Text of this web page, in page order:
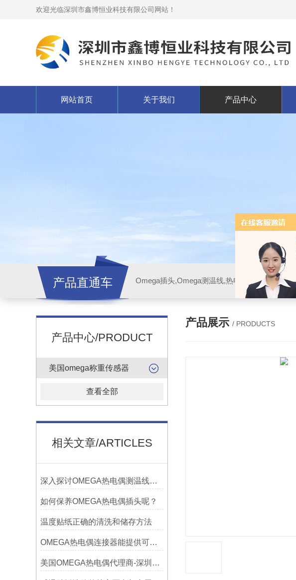
欢迎光临深圳市鑫博恒业科技有限公司网站！
网站首页 关于我们 产品中心
产品直通车
产品中心/PRODUCT
美国omega称重传感器
查看全部
相关文章/ARTICLES
深入探讨OMEGA热电偶测温线的制作工艺
如何保养OMEGA热电偶插头呢？
温度贴纸正确的清洗和储存方法
OMEGA热电偶连接器能提供可靠的信号传输
美国OMEGA热电偶代理商-深圳鑫博恒业-热电偶测温感温线和插头插座连接器
产品展示 / PRODUCTS